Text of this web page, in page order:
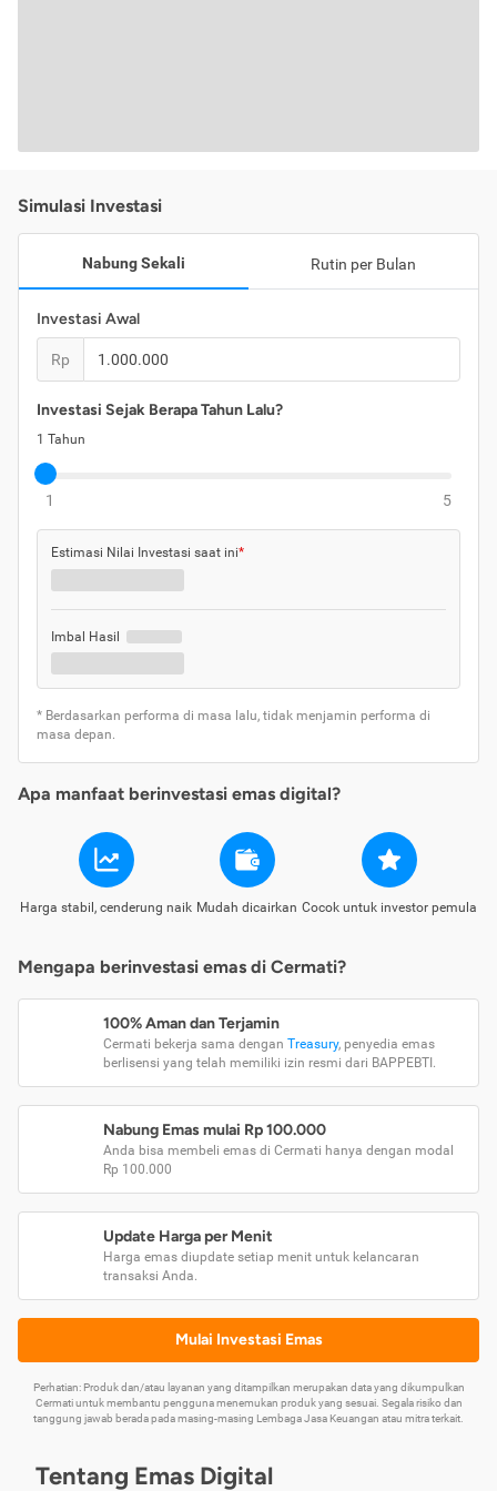
Simulasi Investasi
Nabung Sekali Rutin per Bulan
Investasi Awal
Rp
Investasi Sejak Berapa Tahun Lalu?
1 Tahun
1 5
Estimasi Nilai Investasi saat ini*
Imbal Hasil
* Berdasarkan performa di masa lalu, tidak menjamin performa di
masa depan.
Apa manfaat berinvestasi emas digital?
Harga stabil, cenderung naik Mudah dicairkan Cocok untuk investor pemula
Mengapa berinvestasi emas di Cermati?
100% Aman dan Terjamin
Cermati bekerja sama dengan Treasury, penyedia emas
berlisensi yang telah memiliki izin resmi dari BAPPEBTI.
Nabung Emas mulai Rp 100.000
Anda bisa membeli emas di Cermati hanya dengan modal
Rp 100.000
Update Harga per Menit
Harga emas diupdate setiap menit untuk kelancaran
transaksi Anda.
Mulai Investasi Emas
Perhatian: Produk dan/atau layanan yang ditampilkan merupakan data yang dikumpulkan
Cermati untuk membantu pengguna menemukan produk yang sesuai. Segala risiko dan
tanggung jawab berada pada masing-masing Lembaga Jasa Keuangan atau mitra terkait.
Tentang Emas Digital